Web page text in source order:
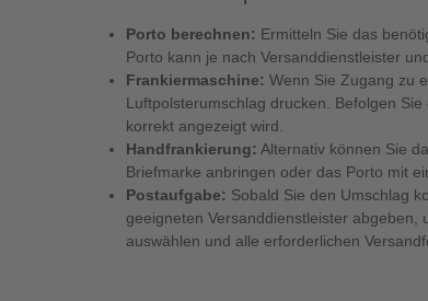
Porto berechnen: Ermitteln Sie das
Porto kann je nach Versanddienstleister
Frankiermaschine: Wenn Sie Zugang zu
Luftpolsterumschlag drucken. Befolgen
korrekt angezeigt wird.
Handfrankierung: Alternativ können Sie
Briefmarke anbringen oder das Porto mit
Postaufgabe: Sobald Sie den Umschlag
geeigneten Versanddienstleister abgeben,
auswählen und alle erforderlichen